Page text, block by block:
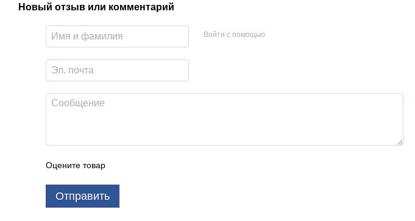
Новый отзыв или комментарий
Войти с помощью
Оцените товар
Отправить